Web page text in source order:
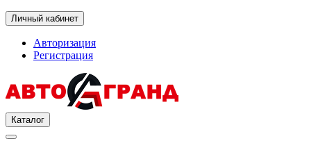
Личный кабинет
Авторизация
Регистрация
Каталог